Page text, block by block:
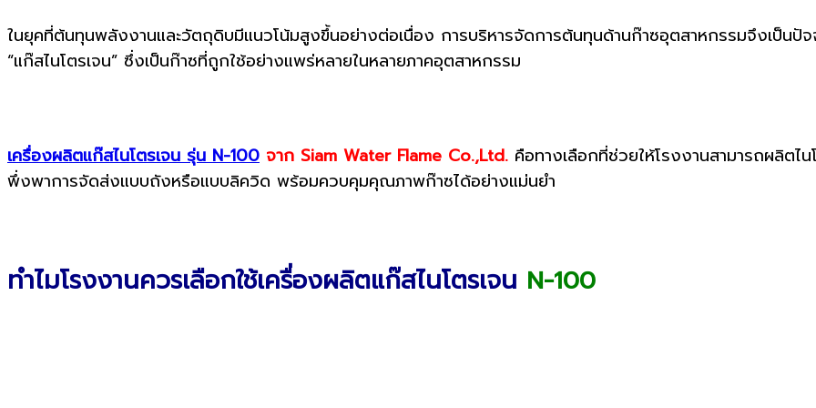
ในยุคที่ต้นทุนพลังงานและวัตถุดิบมีแนวโน้มสูงขึ้นอย่างต่อเนื่อง การบริหารจัดการต้นทุนด้านก๊าซอุตสาหกรรมจึงเป็นปั
“แก๊สไนโตรเจน” ซึ่งเป็นก๊าซที่ถูกใช้อย่างแพร่หลายในหลายภาคอุตสาหกรรม
เครื่องผลิตแก๊สไนโตรเจน รุ่น N-100 จาก Siam Water Flame Co.,Ltd. คือทางเลือกที่ช่วยให้โรงงานสามารถผลิตไ
พึ่งพาการจัดส่งแบบถังหรือแบบลิควิด พร้อมควบคุมคุณภาพก๊าซได้อย่างแม่นยำ
ทำไมโรงงานควรเลือกใช้เครื่องผลิตแก๊สไนโตรเจน N-100